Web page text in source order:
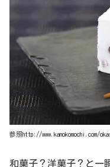
参照http://www.kanokomochi.com/
和菓子？洋菓子？と一